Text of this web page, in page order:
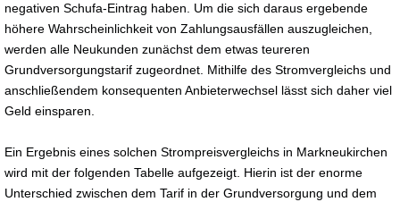
negativen Schufa-Eintrag haben. Um die sich daraus ergebende
höhere Wahrscheinlichkeit von Zahlungsausfällen auszugleichen,
werden alle Neukunden zunächst dem etwas teureren
Grundversorgungstarif zugeordnet. Mithilfe des Stromvergleichs und
anschließendem konsequenten Anbieterwechsel lässt sich daher viel
Geld einsparen.
Ein Ergebnis eines solchen Strompreisvergleichs in Markneukirchen
wird mit der folgenden Tabelle aufgezeigt. Hierin ist der enorme
Unterschied zwischen dem Tarif in der Grundversorgung und dem